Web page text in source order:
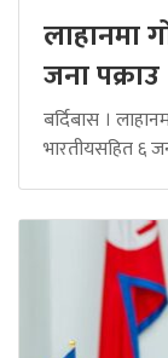
लाहानमा
जना पक्राउ
बर्दिबास ।
भारतीयसहित ६